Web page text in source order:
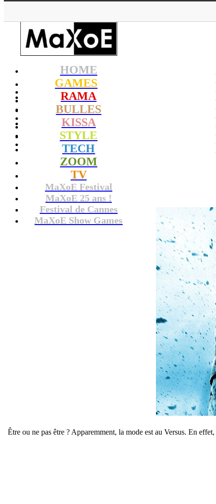
HOME
GAMES
RAMA
BULLES
KISSA
STYLE
TECH
ZOOM
TV
MaXoE Festival
MaXoE 25 ans !
Festival de Cannes
MaXoE Show Games
Être ou ne pas être ? Apparemment, la mode est au Versus. En